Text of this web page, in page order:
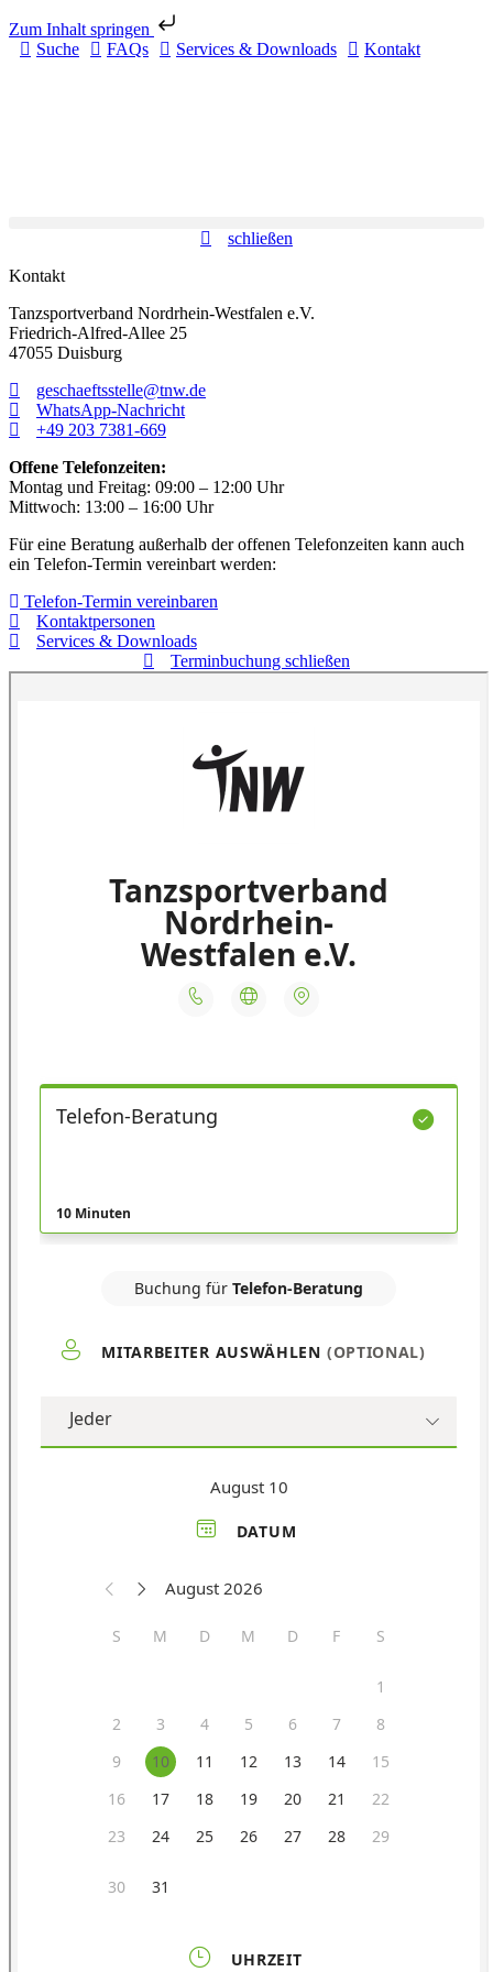
Zum Inhalt springen
Suche
FAQs Services & Downloads Kontakt
schließen
Kontakt
Tanzsportverband Nordrhein-Westfalen e.V.
Friedrich-Alfred-Allee 25
47055 Duisburg
geschaeftsstelle@tnw.de
WhatsApp-Nachricht
+49 203 7381-669
Offene Telefonzeiten:
Montag und Freitag: 09:00 – 12:00 Uhr
Mittwoch: 13:00 – 16:00 Uhr
Für eine Beratung außerhalb der offenen Telefonzeiten kann auch
ein Telefon-Termin vereinbart werden:
Telefon-Termin vereinbaren
Kontaktpersonen
Services & Downloads
Terminbuchung schließen